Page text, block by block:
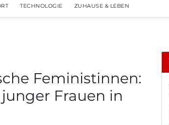
TECHNOLOGIE ZUHAUSE & LEBEN
Feministinnen:
Frauen in